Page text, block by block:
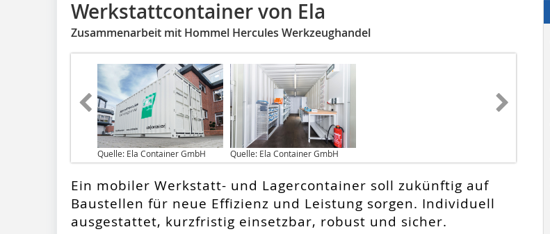
Werkstattcontainer von Ela
Zusammenarbeit mit Hommel Hercules Werkzeughandel
Quelle: Ela Container GmbH Quelle: Ela Container GmbH
Ein mobiler Werkstatt- und Lagercontainer soll zukünftig auf
Baustellen für neue Effizienz und Leistung sorgen. Individuell
ausgestattet, kurzfristig einsetzbar, robust und sicher.